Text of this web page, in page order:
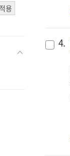
4.